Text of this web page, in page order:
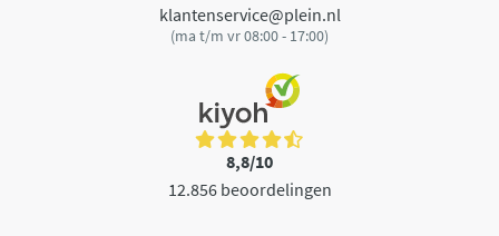
klantenservice@plein.nl
(ma t/m vr 08:00 - 17:00)
8,8/10
12.856 beoordelingen